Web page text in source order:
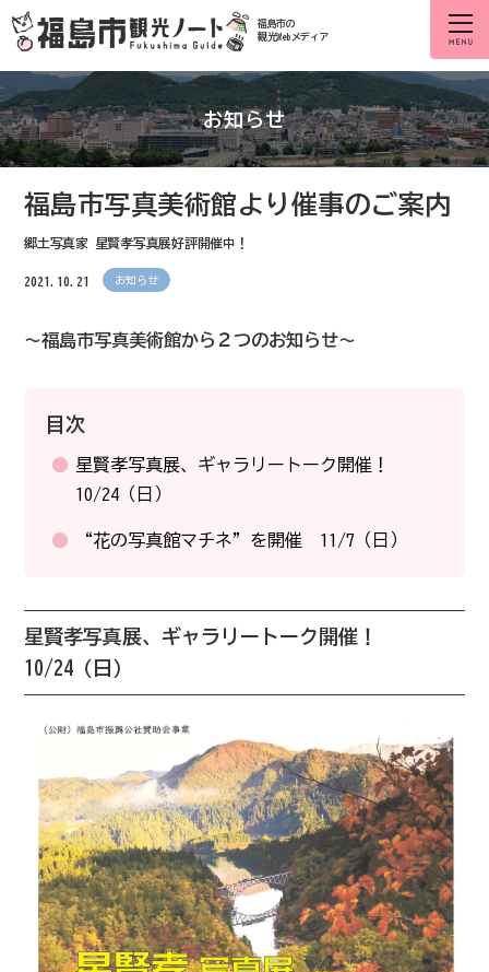
福島市の
観光Webメディア
お知らせ
福島市写真美術館より催事のご案内
郷土写真家 星賢孝写真展好評開催中！
2021.10.21 お知らせ
～福島市写真美術館から２つのお知らせ～
目次
星賢孝写真展、ギャラリートーク開催！
10/24（日）
“花の写真館マチネ”を開催 11/7（日）
星賢孝写真展、ギャラリートーク開催！
10/24（日）